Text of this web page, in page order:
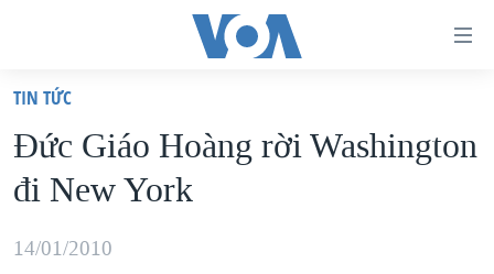
truy
cập
Tới
dung
VIỆT NAM
HOA KỲ
BIỂN ĐÔNG
TIN TỨC
Đức Giáo Hoàng rời Washington
đi New York
14/01/2010